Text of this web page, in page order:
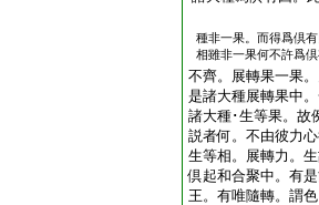
種非一果。而得爲倶
相雖非一果何不許爲
不齊。展轉果一果
是諸大種展轉果中
諸大種･生等果。故
説者何。不由彼力
生等相。展轉力。
倶起和合聚中。有
王。有唯隨轉。謂